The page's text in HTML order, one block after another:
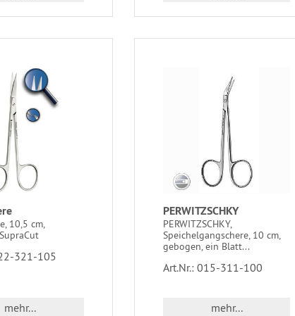
10,5 cm,
321-105
mehr...
PERWITZSCHKY
PERWITZSCHKY,
Speichelgangschere, 10 cm,
gebogen, ein Blatt...
Art.Nr.: 015-311-100
mehr...